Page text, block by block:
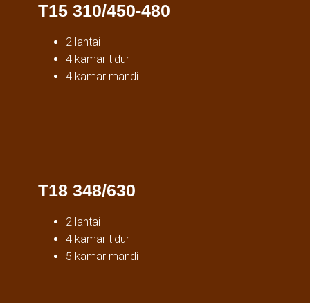
T15 310/450-480
2 lantai
4 kamar tidur
4 kamar mandi
T18 348/630
2 lantai
4 kamar tidur
5 kamar mandi